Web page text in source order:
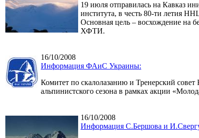
19 июля отправилась на Кавказ
института, в честь 80-ти летия
Основная цель – восхождение на
ХФТИ.
16/10/2008
Информация ФАиС Украины:
Комитет по скалолазанию и Тренерский
альпинистского сезона в рамках акции
16/10/2008
Информация С.Бершова и